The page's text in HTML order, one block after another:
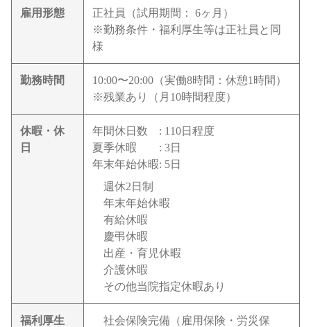
雇用形態
正社員（試用期間： 6ヶ月）
※勤務条件・福利厚生等は正社員と同
様
勤務時間
10:00〜20:00（実働8時間：休憩1時間）
※残業あり（月10時間程度）
休暇・休
日
年間休日数
: 110日程度
夏季休暇
: 3日
年末年始休暇: 5日
週休2日制
年末年始休暇
有給休暇
慶弔休暇
出産・育児休暇
介護休暇
その他当院指定休暇あり
福利厚生
社会保険完備（雇用保険・労災保